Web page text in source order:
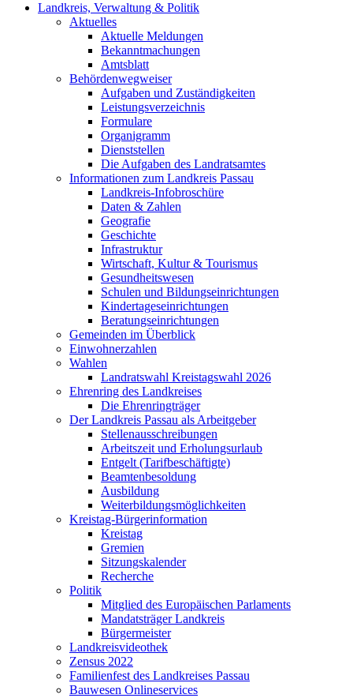
Landkreis, Verwaltung & Politik
Aktuelles
Aktuelle Meldungen
Bekanntmachungen
Amtsblatt
Behördenwegweiser
Aufgaben und Zuständigkeiten
Leistungsverzeichnis
Formulare
Organigramm
Dienststellen
Die Aufgaben des Landratsamtes
Informationen zum Landkreis Passau
Landkreis-Infobroschüre
Daten & Zahlen
Geografie
Geschichte
Infrastruktur
Wirtschaft, Kultur & Tourismus
Gesundheitswesen
Schulen und Bildungseinrichtungen
Kindertageseinrichtungen
Beratungseinrichtungen
Gemeinden im Überblick
Einwohnerzahlen
Wahlen
Landratswahl Kreistagswahl 2026
Ehrenring des Landkreises
Die Ehrenringträger
Der Landkreis Passau als Arbeitgeber
Stellenausschreibungen
Arbeitszeit und Erholungsurlaub
Entgelt (Tarifbeschäftigte)
Beamtenbesoldung
Ausbildung
Weiterbildungsmöglichkeiten
Kreistag-Bürgerinformation
Kreistag
Gremien
Sitzungskalender
Recherche
Politik
Mitglied des Europäischen Parlaments
Mandatsträger Landkreis
Bürgermeister
Landkreisvideothek
Zensus 2022
Familienfest des Landkreises Passau
Bauwesen Onlineservices